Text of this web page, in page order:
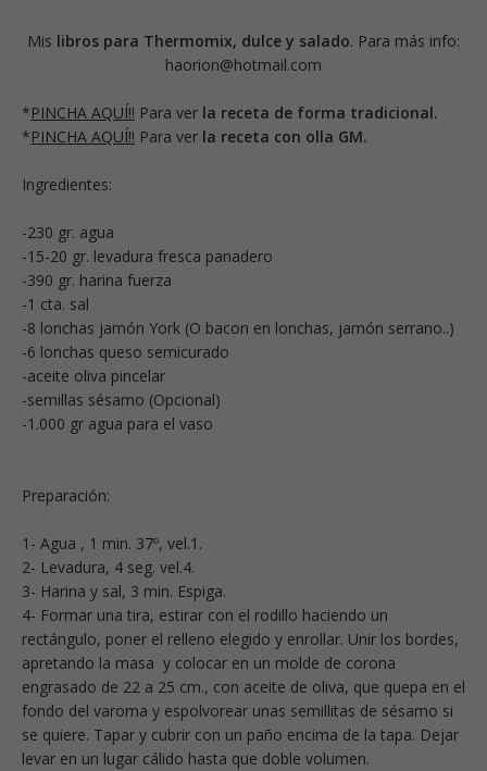
Mis libros para Thermomix, dulce y salado. Para más info:
haorion@hotmail.com
*PINCHA AQUÍ!! Para ver la receta de forma tradicional.
*PINCHA AQUÍ!! Para ver la receta con olla GM.
Ingredientes:
-230 gr. agua
-15-20 gr. levadura fresca panadero
-390 gr. harina fuerza
-1 cta. sal
-8 lonchas jamón York (O bacon en lonchas, jamón serrano..)
-6 lonchas queso semicurado
-aceite oliva pincelar
-semillas sésamo (Opcional)
-1.000 gr agua para el vaso
Preparación:
1- Agua , 1 min. 37º, vel.1.
2- Levadura, 4 seg. vel.4.
3- Harina y sal, 3 min. Espiga.
4- Formar una tira, estirar con el rodillo haciendo un
rectángulo, poner el relleno elegido y enrollar. Unir los bordes,
apretando la masa y colocar en un molde de corona
engrasado de 22 a 25 cm., con aceite de oliva, que quepa en el
fondo del varoma y espolvorear unas semillitas de sésamo si
se quiere. Tapar y cubrir con un paño encima de la tapa. Dejar
levar en un lugar cálido hasta que doble volumen.